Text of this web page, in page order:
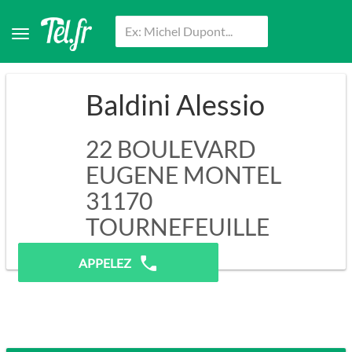
Baldini Alessio
22 BOULEVARD
EUGENE MONTEL
31170
TOURNEFEUILLE
Pas de prospection.
APPELEZ